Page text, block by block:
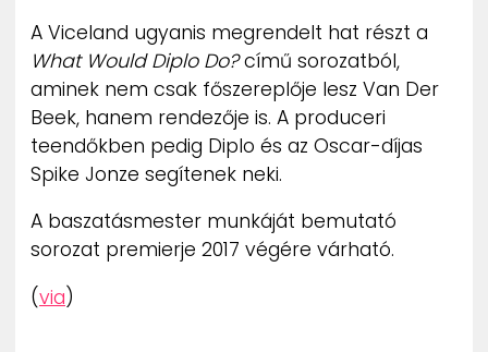
A Viceland ugyanis megrendelt hat részt a
What Would Diplo Do?című sorozatból,
aminek nem csak főszereplője lesz Van Der
Beek, hanem rendezője is. A produceri
teendőkben pedig Diplo és az Oscar-díjas
Spike Jonze segítenek neki.
A baszatásmester munkáját bemutató
sorozat premierje 2017 végére várható.
(via)